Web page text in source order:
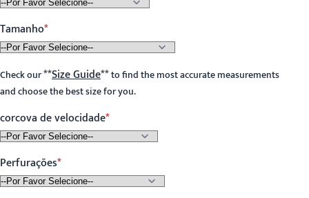
Tamanho
Check our**Size Guide**to find the most accurate measurements
and choose the best size for you.
corcova de velocidade
Perfurações